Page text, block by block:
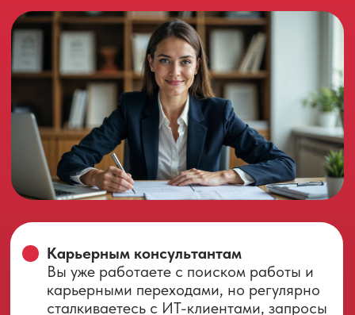
чаще ловите себя на том, что именно
это даёт ощущение смысла.
Курс поможет перевести ваш опыт
работы в ИТ и интерес к теме карьеры в
профессиональный формат карьерного
консультирования, где ценится
понимание индустрии и умение
работать с людьми, а не техническая
экспертиза.
КУРС, ВЫ ПОЛУЧИТЕ